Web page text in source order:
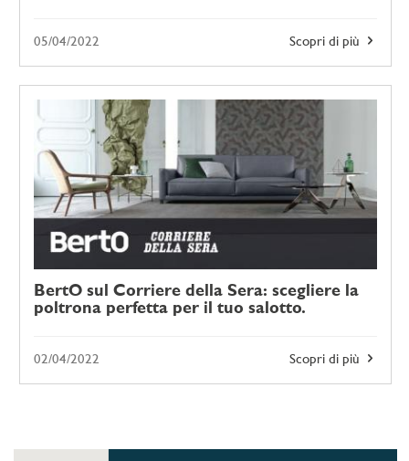
Scopri di più
05/04/2022
BertO sul Corriere della Sera: scegliere la
poltrona perfetta per il tuo salotto.
Scopri di più
02/04/2022